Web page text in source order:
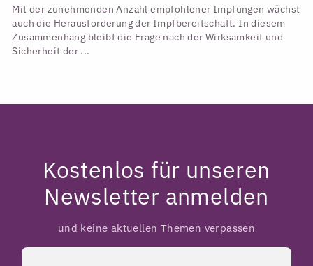
Mit der zunehmenden Anzahl empfohlener Impfungen wächst
auch die Herausforderung der Impfbereitschaft. In diesem
Zusammenhang bleibt die Frage nach der Wirksamkeit und
Sicherheit der ...
Kostenlos für unseren
Newsletter anmelden
und keine aktuellen Themen verpassen